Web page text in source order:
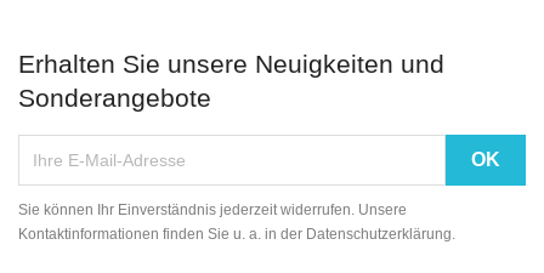
Erhalten Sie unsere Neuigkeiten und
Sonderangebote
Sie können Ihr Einverständnis jederzeit widerrufen. Unsere
Kontaktinformationen finden Sie u. a. in der Datenschutzerklärung.